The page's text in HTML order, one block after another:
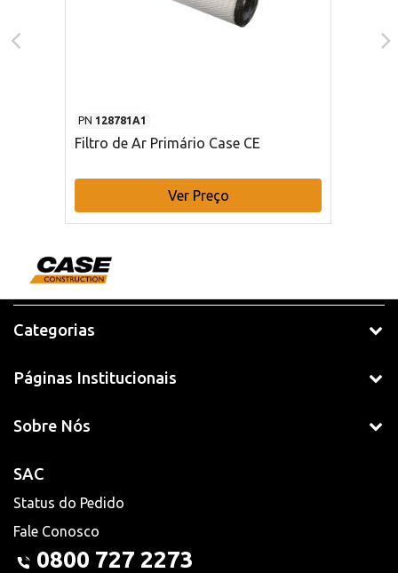
PN 128781A1
Filtro de Ar Primário Case CE
Ver Preço
Categorias
Páginas Institucionais
Sobre Nós
SAC
Status do Pedido
Fale Conosco
0800 727 2273